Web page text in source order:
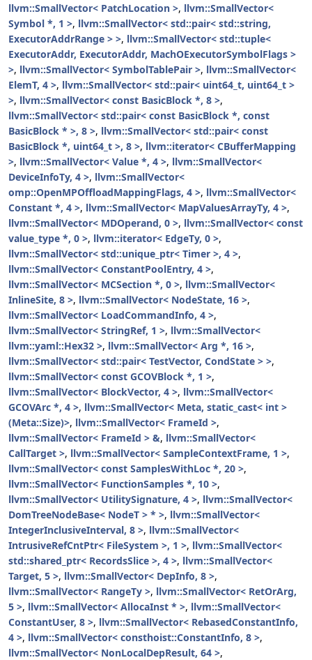
llvm::SmallVector< PatchLocation >, llvm::SmallVector<
Symbol *, 1 >, llvm::SmallVector< std::pair< std::string,
ExecutorAddrRange > >, llvm::SmallVector< std::tuple<
ExecutorAddr, ExecutorAddr, MachOExecutorSymbolFlags >
>, llvm::SmallVector< SymbolTablePair >, llvm::SmallVector<
ElemT, 4 >, llvm::SmallVector< std::pair< uint64_t, uint64_t >
>, llvm::SmallVector< const BasicBlock *, 8 >,
llvm::SmallVector< std::pair< const BasicBlock *, const
BasicBlock * >, 8 >, llvm::SmallVector< std::pair< const
BasicBlock *, uint64_t >, 8 >, llvm::iterator< CBufferMapping
>, llvm::SmallVector< Value *, 4 >, llvm::SmallVector<
DeviceInfoTy, 4 >, llvm::SmallVector<
omp::OpenMPOffloadMappingFlags, 4 >, llvm::SmallVector<
Constant *, 4 >, llvm::SmallVector< MapValuesArrayTy, 4 >,
llvm::SmallVector< MDOperand, 0 >, llvm::SmallVector< const
value_type *, 0 >, llvm::iterator< EdgeTy, 0 >,
llvm::SmallVector< std::unique_ptr< Timer >, 4 >,
llvm::SmallVector< ConstantPoolEntry, 4 >,
llvm::SmallVector< MCSection *, 0 >, llvm::SmallVector<
InlineSite, 8 >, llvm::SmallVector< NodeState, 16 >,
llvm::SmallVector< LoadCommandInfo, 4 >,
llvm::SmallVector< StringRef, 1 >, llvm::SmallVector<
llvm::yaml::Hex32 >, llvm::SmallVector< Arg *, 16 >,
llvm::SmallVector< std::pair< TestVector, CondState > >,
llvm::SmallVector< const GCOVBlock *, 1 >,
llvm::SmallVector< BlockVector, 4 >, llvm::SmallVector<
GCOVArc *, 4 >, llvm::SmallVector< Meta, static_cast< int >
(Meta::Size)>, llvm::SmallVector< FrameId >,
llvm::SmallVector< FrameId > &, llvm::SmallVector<
CallTarget >, llvm::SmallVector< SampleContextFrame, 1 >,
llvm::SmallVector< const SamplesWithLoc *, 20 >,
llvm::SmallVector< FunctionSamples *, 10 >,
llvm::SmallVector< UtilitySignature, 4 >, llvm::SmallVector<
DomTreeNodeBase< NodeT > * >, llvm::SmallVector<
IntegerInclusiveInterval, 8 >, llvm::SmallVector<
IntrusiveRefCntPtr< FileSystem >, 1 >, llvm::SmallVector<
std::shared_ptr< RecordsSlice >, 4 >, llvm::SmallVector<
Target, 5 >, llvm::SmallVector< DepInfo, 8 >,
llvm::SmallVector< RangeTy >, llvm::SmallVector< RetOrArg,
5 >, llvm::SmallVector< AllocaInst * >, llvm::SmallVector<
ConstantUser, 8 >, llvm::SmallVector< RebasedConstantInfo,
4 >, llvm::SmallVector< consthoist::ConstantInfo, 8 >,
llvm::SmallVector< NonLocalDepResult, 64 >,